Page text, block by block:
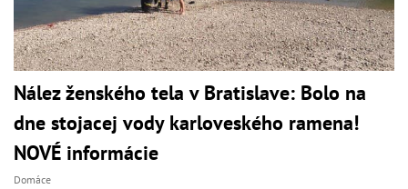
Nález ženského tela v Bratislave: Bolo na
dne stojacej vody karloveského ramena!
NOVÉ informácie
Domáce